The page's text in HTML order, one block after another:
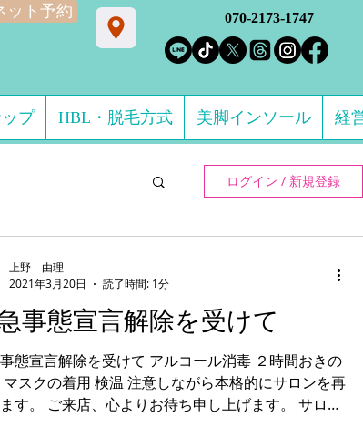
ット予約 070-2173-1747
プ HBL・脱毛方式 美脚インソール 経
ア製品
・フットウエア
ログイン / 新規登録
事態宣言解除を受けて
態宣言解除を受けて アルコール消毒 ２時間おきの
マスクの着用 検温 注意しながら本格的にサロンを再
す。 ご来店、心よりお待ち申し上げます。 サロ
上野 由理
2021年3月20日
読了時間: 1分